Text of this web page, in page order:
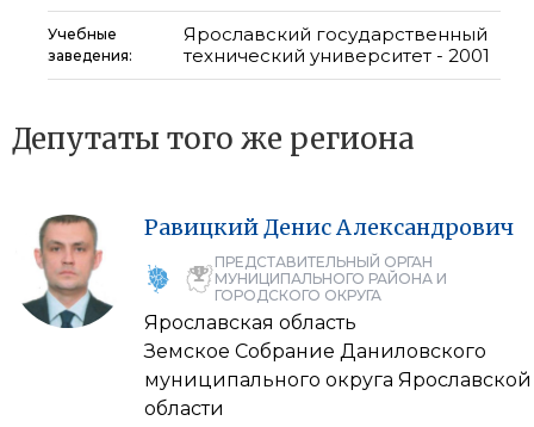
Учебные
заведения:
Ярославский государственный
технический университет - 2001
Депутаты того же региона
РавицкийДенисАлександрович
ПРЕДСТАВИТЕЛЬНЫЙ ОРГАН
МУНИЦИПАЛЬНОГО РАЙОНА И
ГОРОДСКОГО ОКРУГА
Ярославская область
Земское Собрание Даниловского
муниципального округа Ярославской
области